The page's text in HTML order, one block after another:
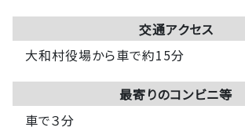
交通アクセス
大和村役場から車で約15分
最寄りのコンビニ等
車で３分